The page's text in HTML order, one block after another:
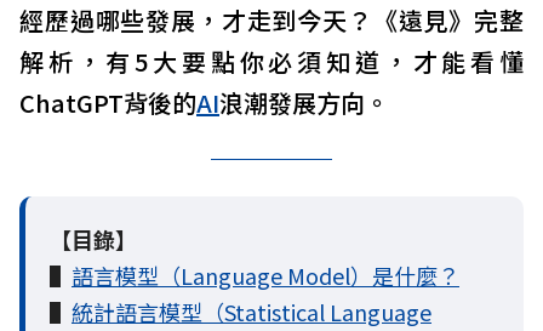
經歷過哪些發展，才走到今天？《遠見》完整
解析，有5大要點你必須知道，才能看懂
ChatGPT背後的AI浪潮發展方向。
【目錄】
▌ 語言模型（Language Model）是什麼？
▌ 統計語言模型（Statistical Language